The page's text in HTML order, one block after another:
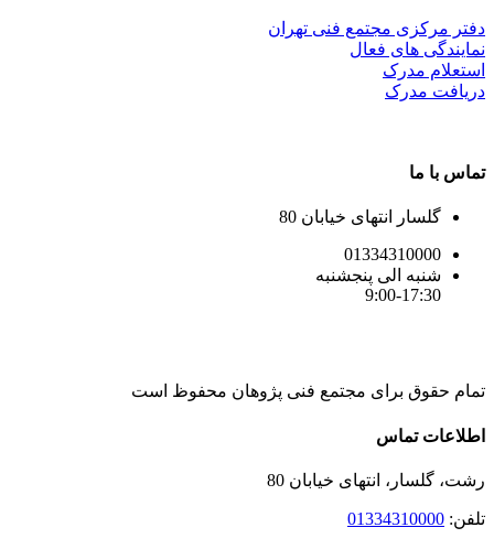
دفتر مرکزی مجتمع فنی تهران
نمایندگی های فعال
استعلام مدرک
دریافت مدرک
تماس با ما
گلسار انتهای خیابان 80
01334310000
شنبه الی پنجشنبه
9:00-17:30
تمام حقوق برای مجتمع فنی پژوهان محفوظ است
Instagram
LinkedIn
Toggle
Bar
Area
اطلاعات تماس
رشت، گلسار، انتهای خیابان 80
تلفن: 01334310000